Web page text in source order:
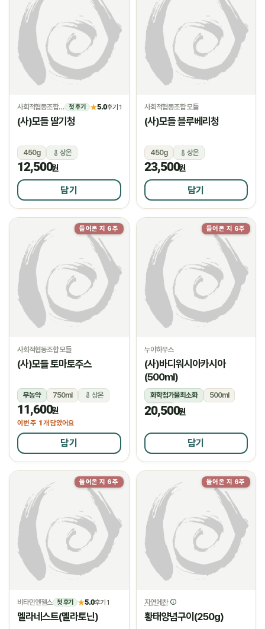
사회적협동조합 모들 첫 후기 ★5.0후기 1
(사)모들 딸기청
450g 상온
12,500원
담기
사회적협동조합 모들
(사)모들 블루베리청
450g 상온
23,500원
담기
들어온 지 6주
사회적협동조합 모들
(사)모들 토마토주스
무농약 750ml 상온
11,600원
이번 주 1개 담았어요
담기
들어온 지 6주
누야하우스
(사)바디워시아카시아
(500ml)
화학첨가물최소화
500ml
상온
20,500원
담기
들어온 지 6주
비타민엔젤스 첫 후기 ★5.0후기 1
멜라네스트(멜라토닌)
들어온 지 6주
자연에찬
황태양념구이(250g)